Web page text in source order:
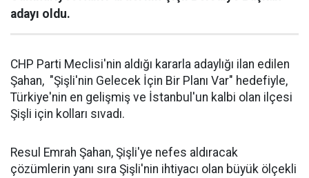
adayı oldu.
CHP Parti Meclisi'nin aldığı kararla adaylığı ilan edilen
Şahan, "Şişli'nin Gelecek İçin Bir Planı Var" hedefiyle,
Türkiye'nin en gelişmiş ve İstanbul'un kalbi olan ilçesi
Şişli için kolları sıvadı.
Resul Emrah Şahan, Şişli'ye nefes aldıracak
çözümlerin yanı sıra Şişli'nin ihtiyacı olan büyük ölçekli